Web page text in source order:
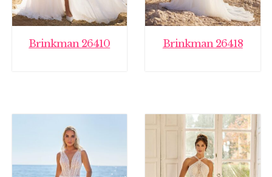
Brinkman 26410 Brinkman 26418